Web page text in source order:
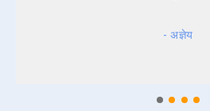
- अज्ञेय